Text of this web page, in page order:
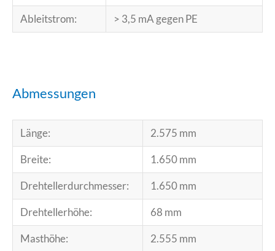
Ableitstrom: > 3,5 mA gegen PE
Abmessungen
Länge: 2.575 mm
Breite: 1.650 mm
Drehtellerdurchmesser: 1.650 mm
Drehtellerhöhe: 68 mm
Masthöhe: 2.555 mm